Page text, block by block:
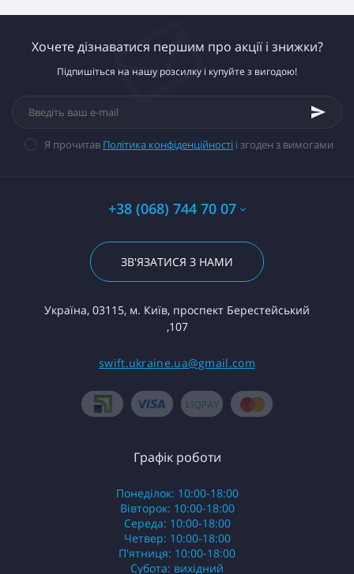
Хочете дізнаватися першим про акції і знижки?
Підпишіться на нашу розсилку і купуйте з вигодою!
Я прочитав Політика конфіденційності і згоден з вимогами
+38 (068) 744 70 07
ЗВ'ЯЗАТИСЯ З НАМИ
Україна, 03115, м. Київ, проспект Берестейський
,107
swift.ukraine.ua@gmail.com
Графік роботи
Понеділок: 10:00-18:00
Вівторок: 10:00-18:00
Середа: 10:00-18:00
Четвер: 10:00-18:00
П'ятниця: 10:00-18:00
Субота: вихідний